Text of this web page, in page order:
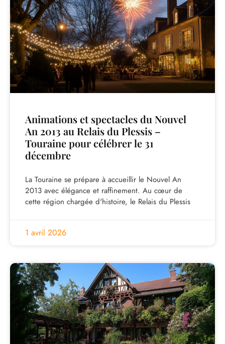
Animations et spectacles du Nouvel
An 2013 au Relais du Plessis –
Touraine pour célébrer le 31
décembre
La Touraine se prépare à accueillir le Nouvel An
2013 avec élégance et raffinement. Au cœur de
cette région chargée d'histoire, le Relais du Plessis
1 avril 2026